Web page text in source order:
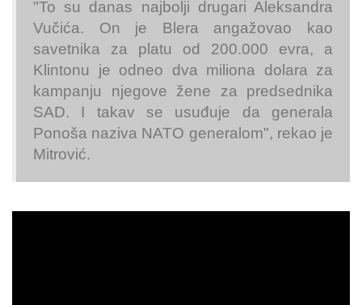
"To su danas najbolji drugari Aleksandra
Vučića. On je Blera angažovao kao
savetnika za platu od 200.000 evra, a
Klintonu je odneo dva miliona dolara za
kampanju njegove žene za predsednika
SAD. I takav se usuđuje da generala
Ponoša naziva NATO generalom", rekao je
Mitrović.